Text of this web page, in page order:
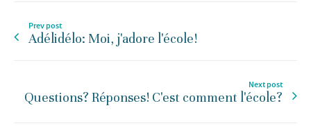
Prev post
Adélidélo: Moi, j'adore l'école!
Next post
Questions? Réponses! C'est comment l'école?